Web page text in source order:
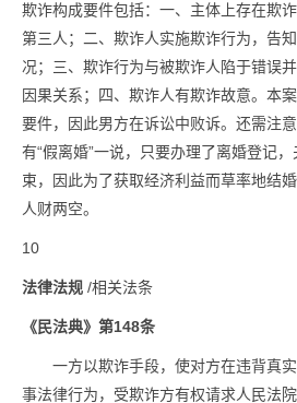
欺诈构成要件包括：一、主体上存在欺
第三人；二、欺诈人实施欺诈行为，告
况；三、欺诈行为与被欺诈人陷于错误
因果关系；四、欺诈人有欺诈故意。本
要件，因此男方在诉讼中败诉。还需注
有“假离婚”一说，只要办理了离婚登记
束，因此为了获取经济利益而草率地结
人财两空。
10
法律法规 /相关法条
《民法典》第148条
一方以欺诈手段，使对方在违背真
事法律行为，受欺诈方有权请求人民法